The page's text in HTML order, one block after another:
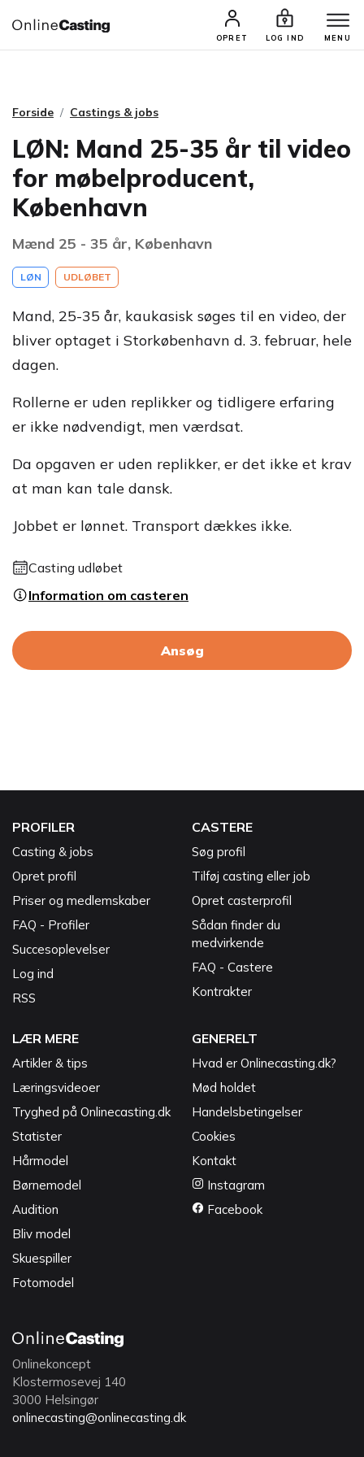
OPRET LOG IND MENU
CASTINGS & JOBS SØG PROFIL
Forside Castings & jobs
LØN: Mand 25-35 år til video
for møbelproducent,
København
Mænd 25 - 35 år, København
LØN UDLØBET
Mand, 25-35 år, kaukasisk søges til en video, der
bliver optaget i Storkøbenhavn d. 3. februar, hele
dagen.
Rollerne er uden replikker og tidligere erfaring
er ikke nødvendigt, men værdsat.
Da opgaven er uden replikker, er det ikke et krav
at man kan tale dansk.
Jobbet er lønnet. Transport dækkes ikke.
Casting udløbet
Information om casteren
Ansøg
PROFILER
Casting & jobs
Opret profil
Priser og medlemskaber
FAQ - Profiler
Succesoplevelser
Log ind
RSS
CASTERE
Søg profil
Tilføj casting eller job
Opret casterprofil
Sådan finder du
medvirkende
FAQ - Castere
Kontrakter
LÆR MERE
Artikler & tips
Læringsvideoer
Tryghed på Onlinecasting.dk
Statister
Hårmodel
Børnemodel
Audition
Bliv model
Skuespiller
Fotomodel
GENERELT
Hvad er Onlinecasting.dk?
Mød holdet
Handelsbetingelser
Cookies
Kontakt
Instagram
Facebook
Onlinekoncept
Klostermosevej 140
3000 Helsingør
onlinecasting@onlinecasting.dk